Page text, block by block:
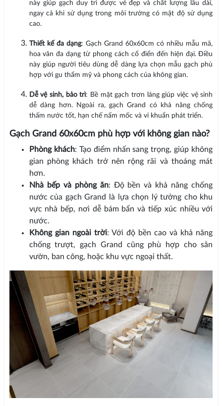
này giúp gạch duy trì được vẻ đẹp và chất lượng lâu dài,
ngay cả khi sử dụng trong môi trường có mật độ sử dụng
cao.
Thiết kế đa dạng: Gạch Grand 60x60cm có nhiều mẫu mã,
hoa văn đa dạng từ phong cách cổ điển đến hiện đại. Điều
này giúp người tiêu dùng dễ dàng lựa chọn mẫu gạch phù
hợp với gu thẩm mỹ và phong cách của không gian.
Dễ vệ sinh, bảo trì: Bề mặt gạch trơn láng giúp việc vệ sinh
dễ dàng hơn. Ngoài ra, gạch Grand có khả năng chống
thấm nước tốt, hạn chế nấm mốc và vi khuẩn phát triển.
Gạch Grand 60x60cm phù hợp với không gian nào?
Phòng khách: Tạo điểm nhấn sang trọng, giúp không
gian phòng khách trở nên rộng rãi và thoáng mát
hơn.
Nhà bếp và phòng ăn: Độ bền và khả năng chống
nước của gạch Grand là lựa chọn lý tưởng cho khu
vực nhà bếp, nơi dễ bám bẩn và tiếp xúc nhiều với
nước.
Không gian ngoài trời: Với độ bền cao và khả năng
chống trượt, gạch Grand cũng phù hợp cho sân
vườn, ban công, hoặc khu vực ngoại thất.